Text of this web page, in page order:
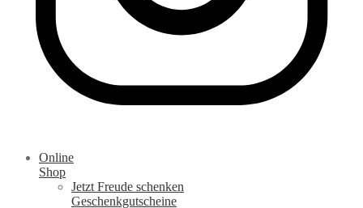
Online
Shop
Jetzt Freude schenken
Geschenkgutscheine